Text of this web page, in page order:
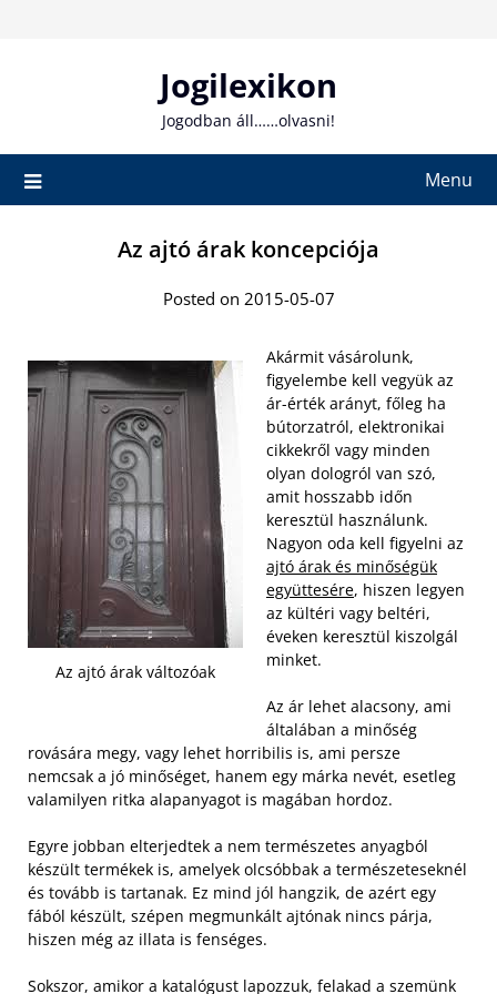
Jogilexikon
Jogodban áll……olvasni!
Menu
Az ajtó árak koncepciója
Posted on 2015-05-07
Az ajtó árak változóak
Akármit vásárolunk,
figyelembe kell vegyük az
ár-érték arányt, főleg ha
bútorzatról, elektronikai
cikkekről vagy minden
olyan dologról van szó,
amit hosszabb időn
keresztül használunk.
Nagyon oda kell figyelni az
ajtó árak és minőségük
együttesére, hiszen legyen
az kültéri vagy beltéri,
éveken keresztül kiszolgál
minket.
Az ár lehet alacsony, ami
általában a minőség
rovására megy, vagy lehet horribilis is, ami persze
nemcsak a jó minőséget, hanem egy márka nevét, esetleg
valamilyen ritka alapanyagot is magában hordoz.
Egyre jobban elterjedtek a nem természetes anyagból
készült termékek is, amelyek olcsóbbak a természeteseknél
és tovább is tartanak. Ez mind jól hangzik, de azért egy
fából készült, szépen megmunkált ajtónak nincs párja,
hiszen még az illata is fenséges.
Sokszor, amikor a katalógust lapozzuk, felakad a szemünk